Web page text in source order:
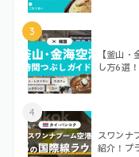
3
【釜山
し方6選
4
スワンナ
紹介！プ